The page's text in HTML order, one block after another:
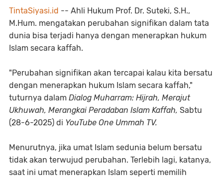
TintaSiyasi.id -- Ahli Hukum Prof. Dr. Suteki, S.H.,
M.Hum. mengatakan perubahan signifikan dalam tata
dunia bisa terjadi hanya dengan menerapkan hukum
Islam secara kaffah.
"Perubahan signifikan akan tercapai kalau kita bersatu
dengan menerapkan hukum Islam secara kaffah,"
tuturnya dalam Dialog Muharram: Hijrah, Merajut
Ukhuwah, Merangkai Peradaban Islam Kaffah, Sabtu
(28-6-2025) di YouTube One Ummah TV.
Menurutnya, jika umat Islam sedunia belum bersatu
tidak akan terwujud perubahan. Terlebih lagi, katanya,
saat ini umat menerapkan Islam seperti memilih